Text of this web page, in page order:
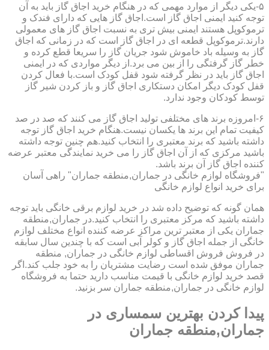
۵-یکی دیگر از موارد مهمی که در هنگام خرید اجاق گاز باید به آن
توجه کنید ایمنی اجاق گاز است.اجاق گاز هایی که دارای فندک و
ترموکوپل هستند ایمنی بیش تری به نسبت اجاق گاز های معمولی
دارند.ترموکوپل قطعه ای در اجاق گاز است که در زمانی که اجاق
گاز به وسیله باد خاموش شود جریان گاز را سریعا قطع کرده و
خطر گاز گرفتگی را از بین می برد.از دیگر مواردی که در ایمنی
اجاق گاز باید در نظر گرفته شود قفل کودک است.با فعال کردن
قفل کودک دیگر امکان دستکاری اجاق گاز و باز کردن شیر گاز
توسط کودکان وجود ندارد.
۶-امروزه برند های مختلفی تولید اجاق گاز می کنند که صد در صد
کیفیت تمام این برند ها یکسان نیست.هنگام خرید اجاق گاز توجه
داشته باشید که برند معتبری را انتخاب کنید.هم چنین توجه داشته
باشید مرکزی که از آن اجاق گاز را می خرید نمایندگی معتبر عرضه
کننده اجاق گاز آن برند باشد.
"فروشگاه لوازم خانگی در جماران,منطقه جماران" راهی آسان
برای خرید انواع لوازم خانگی
همان گونه که توضیح داده شد در خرید لوازم برقی خانگی باید توجه
داشته باشید که مرکز معتبری را انتخاب کنید.در جماران,منطقه
جماران یکی از معتبر ترین مراکز عرضه کننده انواع مختلف لوازم
خانگی از جمله اجاق گاز و کولر آبی است که با چندین سال سابقه
در فروش فروش اقساطی لوازم خانگی در جماران, منطقه
جماران موفق شده است رضایت مشتریان را به خود جلب کند.اگر
قصد خرید لوازم خانگی با قیمت مناسب دارید حتما به فروشگاه
لوازم خانگی در جماران,منطقه جماران سر بزنید.
پیدا کردن بهترین سمساری در
جماران,منطقه جماران